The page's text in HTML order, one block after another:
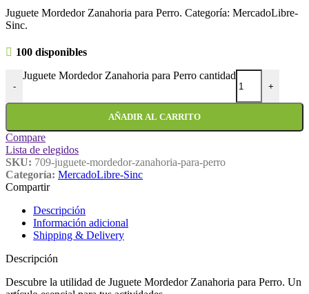
Juguete Mordedor Zanahoria para Perro. Categoría: MercadoLibre-
Sinc.
100 disponibles
-
Juguete Mordedor Zanahoria para Perro cantidad
+
AÑADIR AL CARRITO
Compare
Lista de elegidos
SKU: 709-juguete-mordedor-zanahoria-para-perro
Categoría: MercadoLibre-Sinc
Compartir
Descripción
Información adicional
Shipping & Delivery
Descripción
Descubre la utilidad de Juguete Mordedor Zanahoria para Perro. Un